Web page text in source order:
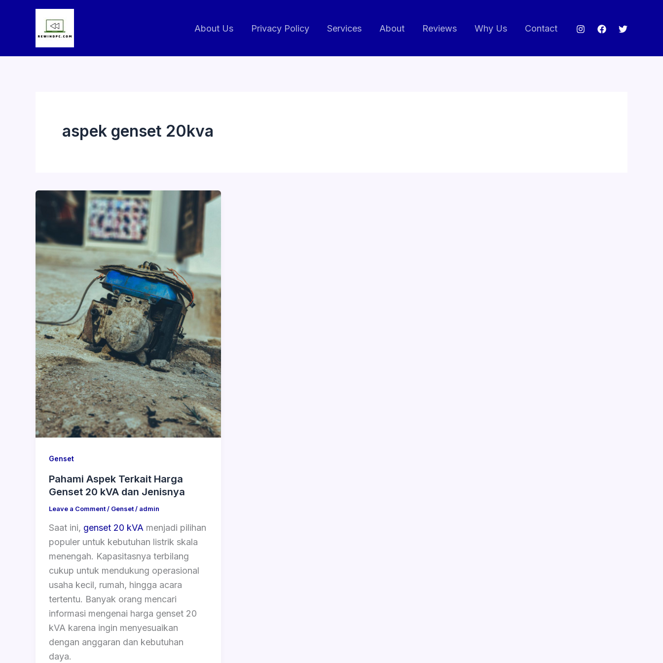
About Us Privacy Policy Services About Reviews Why Us Contact
aspek genset 20kva
Genset
Pahami Aspek Terkait Harga
Genset 20 kVA dan Jenisnya
Leave a Comment/ Genset/ admin
Saat ini, genset 20 kVA menjadi pilihan
populer untuk kebutuhan listrik skala
menengah. Kapasitasnya terbilang
cukup untuk mendukung operasional
usaha kecil, rumah, hingga acara
tertentu. Banyak orang mencari
informasi mengenai harga genset 20
kVA karena ingin menyesuaikan
dengan anggaran dan kebutuhan
daya.